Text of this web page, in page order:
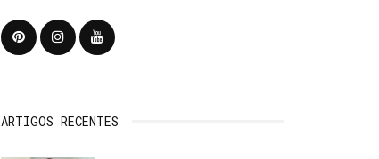
ARTIGOS RECENTES